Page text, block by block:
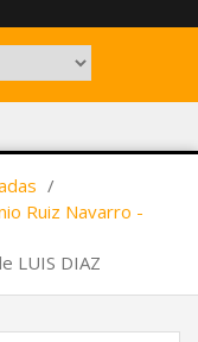
/
Ruiz Navarro -
LUIS DIAZ